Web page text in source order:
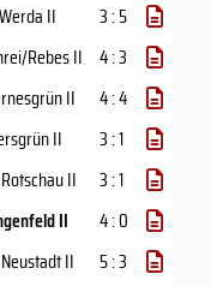
II
3 : 5
Rebes II
4 : 3
II
4 : 4
II
3 : 1
II
3 : 1
II
4 : 0
II
5 : 3